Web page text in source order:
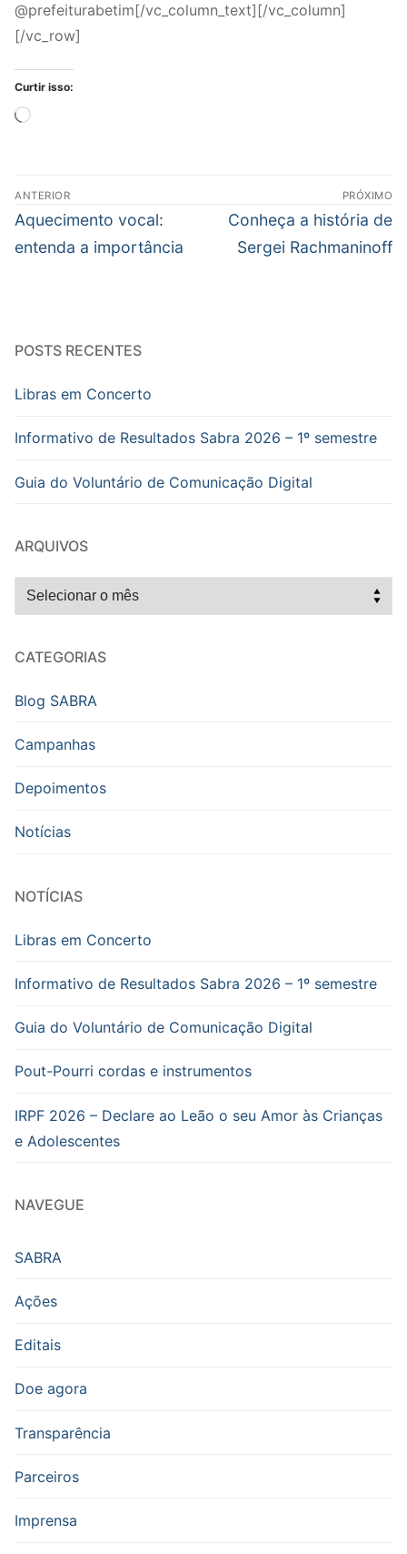
@prefeiturabetim[/vc_column_text][/vc_column]
[/vc_row]
Curtir isso:
Carregando...
Navegação
de
Post
ANTERIOR
Post
anterior:
Aquecimento vocal:
entenda a importância
PRÓXIMO
Próximo
post:
Conheça a história de
Sergei Rachmaninoff
POSTS RECENTES
Libras em Concerto
Informativo de Resultados Sabra 2026 – 1º semestre
Guia do Voluntário de Comunicação Digital
ARQUIVOS
Arquivos
CATEGORIAS
Blog SABRA
Campanhas
Depoimentos
Notícias
NOTÍCIAS
Libras em Concerto
Informativo de Resultados Sabra 2026 – 1º semestre
Guia do Voluntário de Comunicação Digital
Pout-Pourri cordas e instrumentos
IRPF 2026 – Declare ao Leão o seu Amor às Crianças
e Adolescentes
NAVEGUE
SABRA
Ações
Editais
Doe agora
Transparência
Parceiros
Imprensa